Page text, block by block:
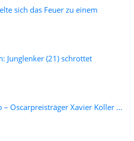
sich das Feuer zu einem
Junglenker (21) schrottet
Oscarpreisträger Xavier Koller ...